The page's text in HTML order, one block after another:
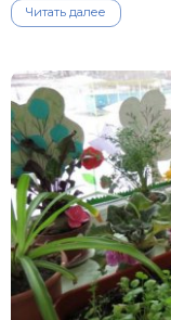
Читать далее